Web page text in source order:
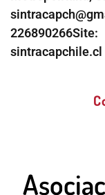
226890266Site:
sintracapchile.cl